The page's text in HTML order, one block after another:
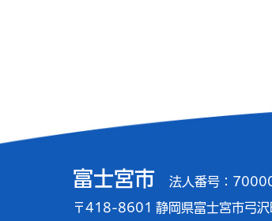
富士宮市 法人番号：
〒418-8601 静岡県富士宮市弓